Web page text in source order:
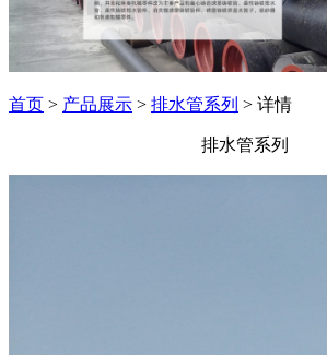
首页 > 产品展示 > 排水管系列 > 详情
排水管系列